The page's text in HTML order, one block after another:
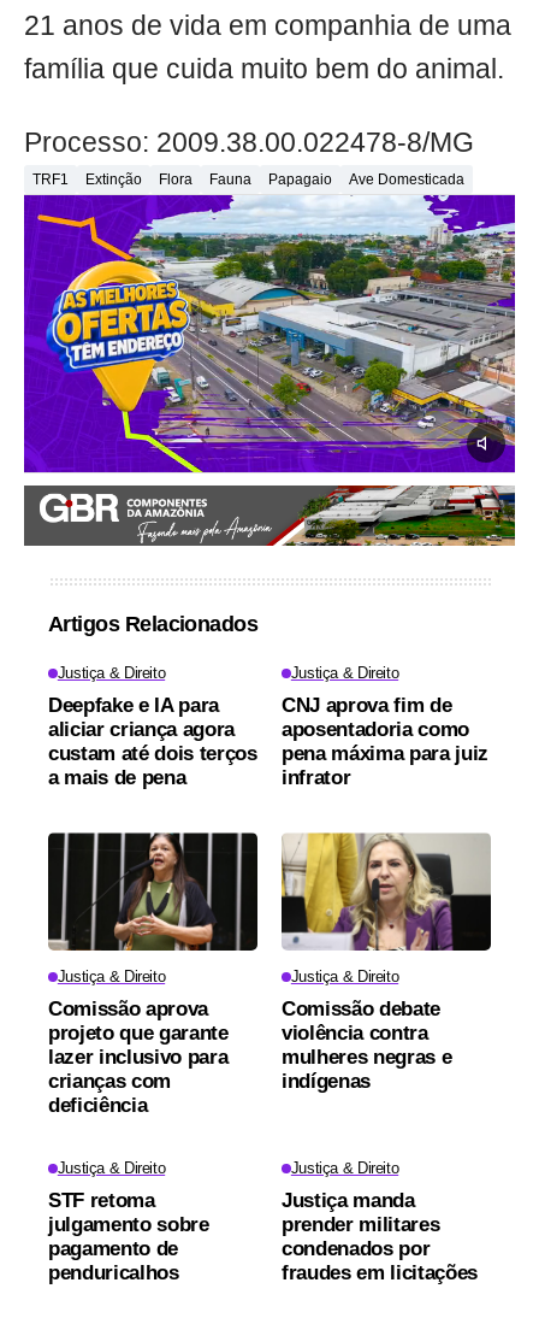
21 anos de vida em companhia de uma
família que cuida muito bem do animal.
Processo: 2009.38.00.022478-8/MG
TRF1 Extinção Flora Fauna Papagaio Ave Domesticada
Artigos Relacionados
Justiça & Direito
Deepfake e IA para
aliciar criança agora
custam até dois terços
a mais de pena
Justiça & Direito
CNJ aprova fim de
aposentadoria como
pena máxima para juiz
infrator
Justiça & Direito
Comissão aprova
projeto que garante
lazer inclusivo para
crianças com
deficiência
Justiça & Direito
Comissão debate
violência contra
mulheres negras e
indígenas
Justiça & Direito
STF retoma
julgamento sobre
pagamento de
penduricalhos
Justiça & Direito
Justiça manda
prender militares
condenados por
fraudes em licitações